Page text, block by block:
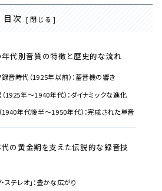
目次
年代別音質の特徴と歴史的な流れ
録音時代（1925年以前）：蓄音機の響き
1925年〜1940年代）：ダイナミックな進化
1940年代後半〜1950年代）：完成された単音
の黄金期を支えた伝説的な録音技
ステレオ」：豊かな広がり